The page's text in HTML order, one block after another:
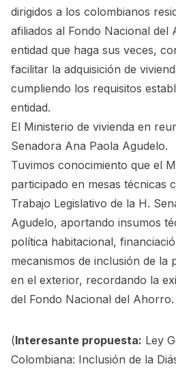
dirigidos a los colombianos
afiliados al Fondo Nacional del
entidad que haga sus veces,
facilitar la adquisición de
cumpliendo los requisitos
entidad.
El Ministerio de vivienda en
Senadora Ana Paola Agudelo.
Tuvimos conocimiento que el
participado en mesas técnicas
Trabajo Legislativo de la H.
Agudelo, aportando insumos
política habitacional,
mecanismos de inclusión de la
en el exterior, recordando la
del Fondo Nacional del Ahorro.
(Interesante propuesta: Ley
Colombiana: Inclusión de la